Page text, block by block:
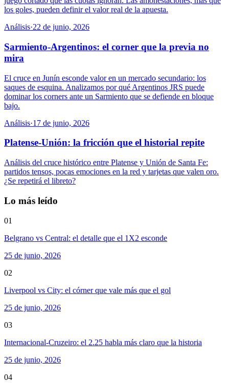
los goles, pueden definir el valor real de la apuesta.
Análisis·22 de junio, 2026
Sarmiento-Argentinos: el corner que la previa no
mira
El cruce en Junín esconde valor en un mercado secundario: los
saques de esquina. Analizamos por qué Argentinos JRS puede
dominar los corners ante un Sarmiento que se defiende en bloque
bajo.
Análisis·17 de junio, 2026
Platense-Unión: la fricción que el historial repite
Análisis del cruce histórico entre Platense y Unión de Santa Fe:
partidos tensos, pocas emociones en la red y tarjetas que valen oro.
¿Se repetirá el libreto?
Lo más leído
01
Belgrano vs Central: el detalle que el 1X2 esconde
25 de junio, 2026
02
Liverpool vs City: el córner que vale más que el gol
25 de junio, 2026
03
Internacional-Cruzeiro: el 2.25 habla más claro que la historia
25 de junio, 2026
04